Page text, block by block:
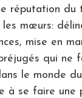
réputation du
mœurs:
mise en
qui ne
le monde
à se faire une